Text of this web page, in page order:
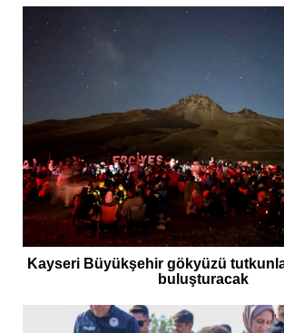
Kayseri Büyükşehir gökyüzü
buluşturacak